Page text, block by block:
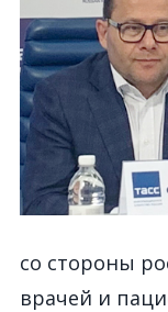
со стороны
врачей и